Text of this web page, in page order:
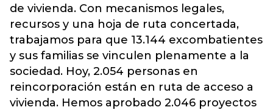
de vivienda. Con mecanismos legales,
recursos y una hoja de ruta concertada,
trabajamos para que 13.144 excombatientes
y sus familias se vinculen plenamente a la
sociedad. Hoy, 2.054 personas en
reincorporación están en ruta de acceso a
vivienda. Hemos aprobado 2.046 proyectos